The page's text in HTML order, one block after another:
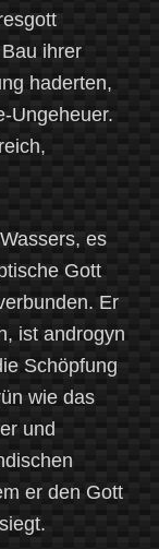
ihrer
haderten,
Ungeheuer.
es
Gott
Er
ist androgyn
Schöpfung
wie das
und
er den Gott